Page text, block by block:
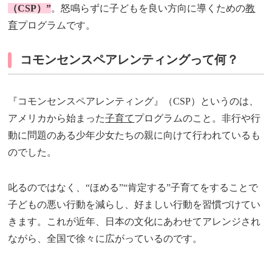
（CSP）”。怒鳴らずに子どもを良い方向に導くための教
育プログラムです。
コモンセンスペアレンティングって何？
『コモンセンスペアレンティング』（CSP）というのは、
アメリカから始まった子育てプログラムのこと。非行や行
動に問題のある少年少女たちの親に向けて行われているも
のでした。
叱るのではなく、“ほめる”“肯定する”子育てをすることで
子どもの悪い行動を減らし、好ましい行動を習慣づけてい
きます。これが近年、日本の文化にあわせてアレンジされ
ながら、全国で徐々に広がっているのです。